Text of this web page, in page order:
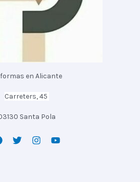
en Alicante
Carreters, 45
Santa Pola